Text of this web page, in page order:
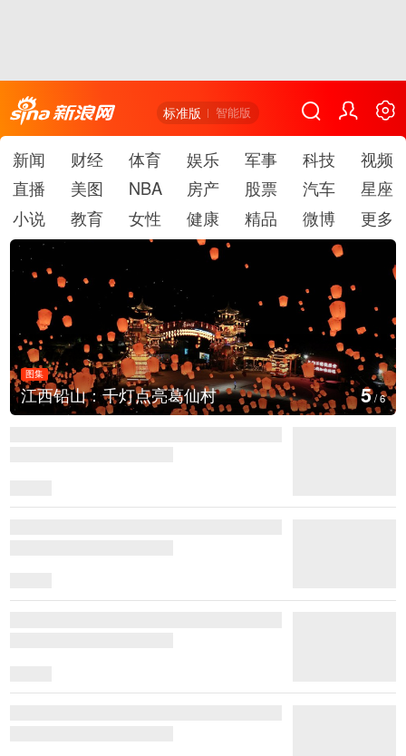
标准版 智能版
新闻 财经 体育 娱乐 军事 科技
视频
直播
美图 NBA 房产 股票 汽车
星座
小说
教育 女性 健康 精品 微博 更多
图集
江西铅山：千灯点亮葛仙村 5/6